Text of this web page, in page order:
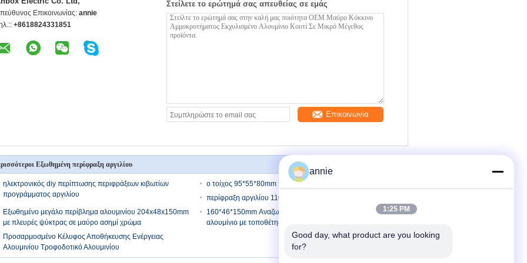
Επικοινωνίας: annie
+8618824331851
Στείλετε το ερώτημά σας απευθείας σε εμάς
Επικοινωνία
Εξωθημένη περίφραξη αργιλίου
ηλεκτρονικός diy περίπτωσης περιφράξεων κιβωτίων
προγράμματος αργιλίου
ο τοίχος 95*55*80mm τοποθετεί την ηλεκτρική περίφραξη
περίφραξη αργιλίου 110x 69.8x23.6mm εξωθημένη
Εξωθημένο μεγάλο περίβλημα αλουμινίου 204x48x150mm
με πλευρές ψύκτρας σε μαύρο ασημί χρώμα
160*46*150mm Αναζωογονημένη μαύρη θήκη ψύξης από
αλουμίνιο με τοποθέτηση στοίχου φλάντζας
Προσαρμοσμένο Κέλυφος Αποθήκευσης Ενέργειας
Αλουμινίου Τροφοδοτικό Αλουμινίου
annie
1:25 PM
Good day, what product are you looking
for?